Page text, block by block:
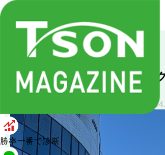
勝率一番で診断
データセンター不動産投資の最新情報
埼玉県 賃料上昇ランキ
#埼玉県#統計#賃料上昇